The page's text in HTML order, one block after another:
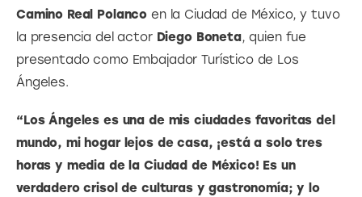
Camino Real Polanco en la Ciudad de México, y tuvo
la presencia del actor Diego Boneta, quien fue
presentado como Embajador Turístico de Los
Ángeles.
“Los Ángeles es una de mis ciudades favoritas del
mundo, mi hogar lejos de casa, ¡está a solo tres
horas y media de la Ciudad de México! Es un
verdadero crisol de culturas y gastronomía; y lo